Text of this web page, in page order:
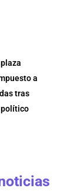
a
tras
político